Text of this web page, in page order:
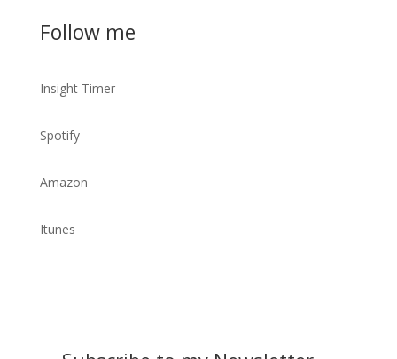
Follow me
Insight Timer
Spotify
Amazon
Itunes